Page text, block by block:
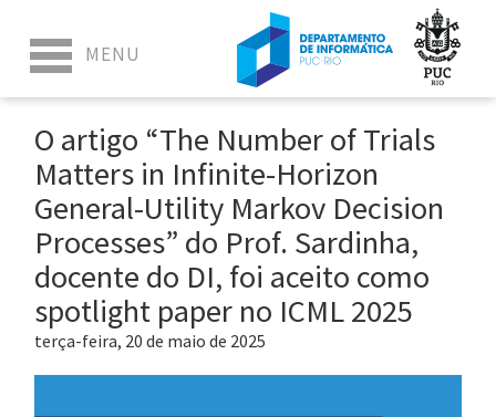
O artigo “The Number of Trials
Matters in Infinite-Horizon
General-Utility Markov Decision
Processes” do Prof. Sardinha,
docente do DI, foi aceito como
spotlight paper no ICML 2025
terça-feira, 20 de maio de 2025